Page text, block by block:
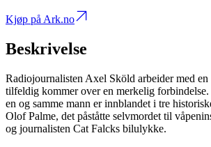
Kjøp på Ark.no
Beskrivelse
Radiojournalisten Axel Sköld arbeider med en
tilfeldig kommer over en merkelig
en og samme mann er innblandet i tre
Olof Palme, det påståtte selvmordet til
og journalisten Cat Falcks bilulykke.